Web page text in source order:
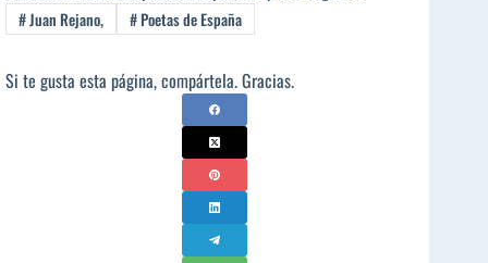
#Juan Rejano, #Poetas de España
Si te gusta esta página, compártela. Gracias.